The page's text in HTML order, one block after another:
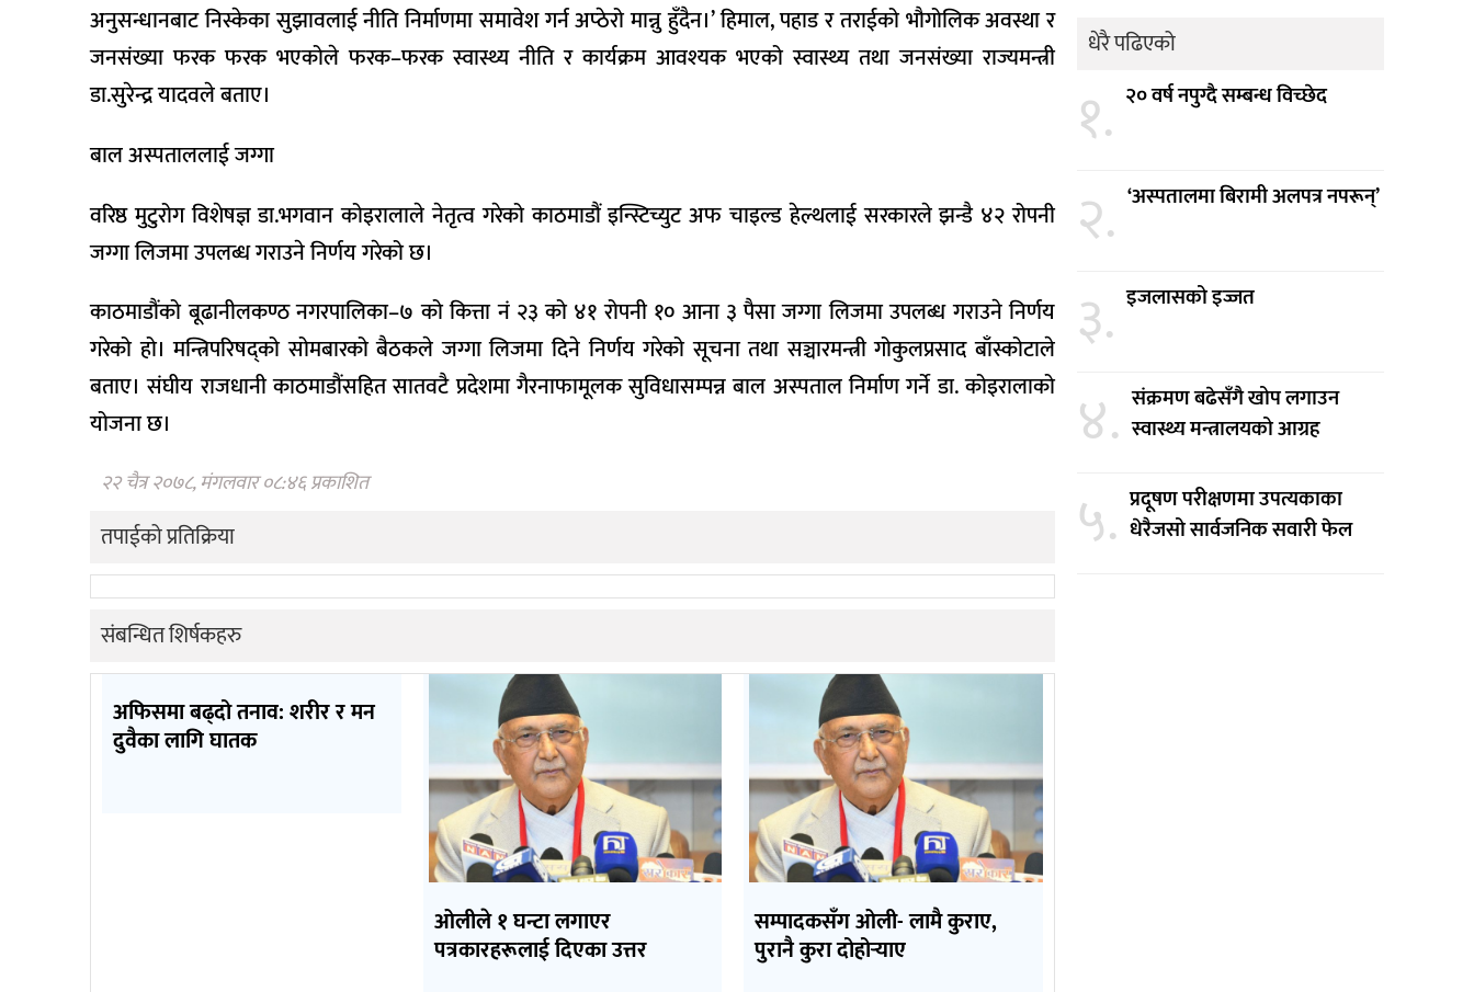
अनुसन्धानबाट निस्केका सुझावलाई नीति निर्माणमा समावेश गर्न अप्ठेरो मान्नु हुँदैन।’ हिमाल, पहाड र तराईको भौगोलिक अवस्था र
जनसंख्या फरक फरक भएकोले फरक–फरक स्वास्थ्य नीति र कार्यक्रम आवश्यक भएको स्वास्थ्य तथा जनसंख्या राज्यमन्त्री
डा.सुरेन्द्र यादवले बताए।
बाल अस्पताललाई जग्गा
वरिष्ठ मुटुरोग विशेषज्ञ डा.भगवान कोइरालाले नेतृत्व गरेको काठमाडौं इन्स्टिच्युट अफ चाइल्ड हेल्थलाई सरकारले झन्डै ४२ रोपनी
जग्गा लिजमा उपलब्ध गराउने निर्णय गरेको छ।
काठमाडौंको बूढानीलकण्ठ नगरपालिका–७ को कित्ता नं २३ को ४१ रोपनी १० आना ३ पैसा जग्गा लिजमा उपलब्ध गराउने निर्णय
गरेको हो। मन्त्रिपरिषद्को सोमबारको बैठकले जग्गा लिजमा दिने निर्णय गरेको सूचना तथा सञ्चारमन्त्री गोकुलप्रसाद बाँस्कोटाले
बताए। संघीय राजधानी काठमाडौंसहित सातवटै प्रदेशमा गैरनाफामूलक सुविधासम्पन्न बाल अस्पताल निर्माण गर्ने डा. कोइरालाको
योजना छ।
२२ चैत्र २०७८, मंगलवार ०८:४६ प्रकाशित
तपाईको प्रतिक्रिया
संबन्धित शिर्षकहरु
अफिसमा बढ्दो तनाव: शरीर र मन
दुवैका लागि घातक
ओलीले १ घन्टा लगाएर
पत्रकारहरूलाई दिएका उत्तर
सम्पादकसँग ओली- लामै कुराए,
पुरानै कुरा दोहोर्‍याए
धेरै पढिएको
१. २० वर्ष नपुग्दै सम्बन्ध विच्छेद
२. ‘अस्पतालमा बिरामी अलपत्र नपरून्’
३. इजलासको इज्जत
४. संक्रमण बढेसँगै खोप लगाउन
स्वास्थ्य मन्त्रालयको आग्रह
५. प्रदूषण परीक्षणमा उपत्यकाका
धेरैजसो सार्वजनिक सवारी फेल